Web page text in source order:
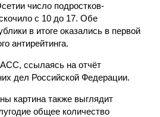
число подростков-
с 10 до 17. Обе
в итоге оказались в первой
антирейтинга.
ссылаясь на отчёт
дел Российской Федерации.
картина также выглядит
общее количество